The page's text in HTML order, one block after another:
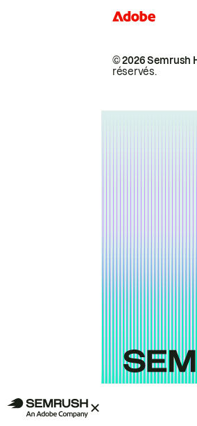
© 2026 Semrush
réservés.